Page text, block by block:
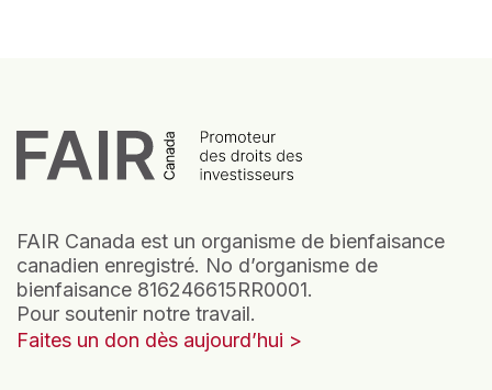
FAIR Canada est un organisme de bienfaisance
canadien enregistré. No d’organisme de
bienfaisance 816246615RR0001.
Pour soutenir notre travail.
Faites un don dès aujourd’hui